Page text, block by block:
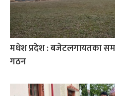
मधेश प्रदेश : बजेटलगायतका
गठन